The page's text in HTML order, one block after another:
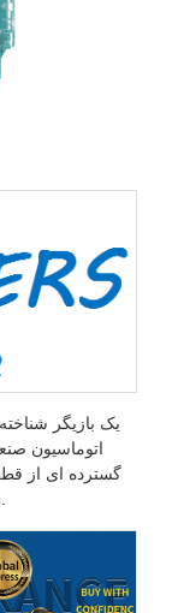
گسترده ای از